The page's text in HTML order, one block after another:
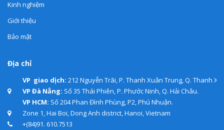
Kinh nghiệm
Giới thiệu
Bảo mật
Địa chỉ
VP giao dịch: 212 Nguyễn Trãi, P. Thanh Xuân Trung, Q. Thanh
VP Đà Nẵng: Số 35 Thái Phiên, P. Phước Ninh, Q. Hải Châu.
VP HCM: Số 204 Phan Đình Phùng, P2, Phú Nhuận.
Zone 1, Hai Boi, Dong Anh district, Hanoi, Vietnam
+(84)91. 610.7513